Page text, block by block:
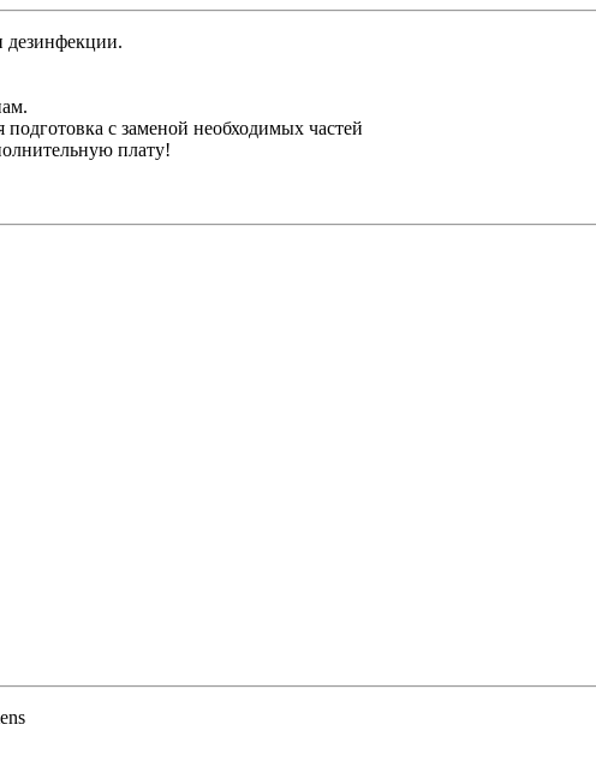
дезинфекции.
с заменой необходимых частей
плату!